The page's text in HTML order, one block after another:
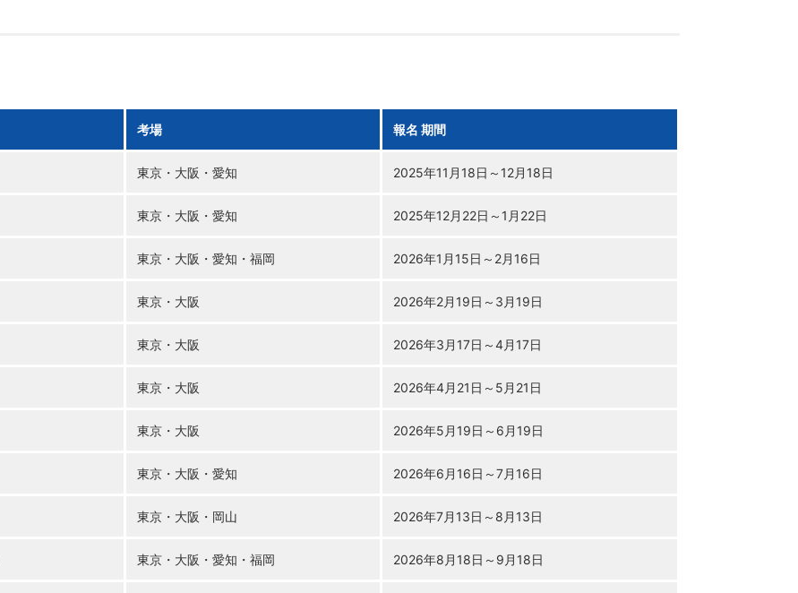
考場 報名 期間
東京・ 大阪・ 愛知 2025年11月18日 ～ 12月18日
東京・ 大阪・ 愛知 2025年12月22日 ～ 1月22日
東京・ 大阪・ 愛知・ 福岡 2026年1月15日 ～ 2月16日
東京・ 大阪 2026年2月19日 ～ 3月19日
東京・ 大阪 2026年3月17日 ～4月17日
東京・ 大阪 2026年4月21日 ～ 5月21日
東京・ 大阪 2026年5月19日 ～ 6月19日
東京・ 大阪・ 愛知 2026年6月16日 ～7月16日
東京・ 大阪・ 岡山 2026年7月13日 ～ 8月13日
東京・ 大阪・ 愛知・ 福岡 2026年8月18日 ～ 9月18日